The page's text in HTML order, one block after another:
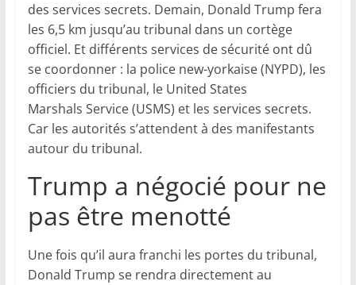
des services secrets. Demain, Donald Trump fera
les 6,5 km jusqu’au tribunal dans un cortège
officiel. Et différents services de sécurité ont dû
se coordonner : la police new-yorkaise (NYPD), les
officiers du tribunal, le United States
Marshals Service (USMS) et les services secrets.
Car les autorités s’attendent à des manifestants
autour du tribunal.
Trump a négocié pour ne
pas être menotté
Une fois qu’il aura franchi les portes du tribunal,
Donald Trump se rendra directement au